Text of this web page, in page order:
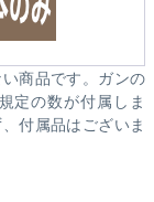
商品です。ガンの
定の数が付属しま
付属品はございま